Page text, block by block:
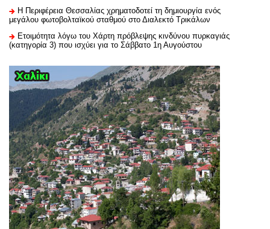
H Περιφέρεια Θεσσαλίας χρηματοδοτεί τη δημιουργία ενός
μεγάλου φωτοβολταϊκού σταθμού στο Διαλεκτό Τρικάλων
Ετοιμότητα λόγω του Χάρτη πρόβλεψης κινδύνου πυρκαγιάς
(κατηγορία 3) που ισχύει για το Σάββατο 1η Αυγούστου